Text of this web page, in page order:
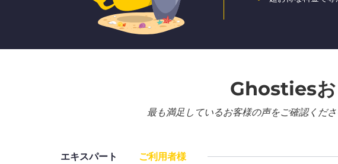
Ghostiesお
最も満足しているお客様の声をご確認くだ
エキスパート ご利用者様